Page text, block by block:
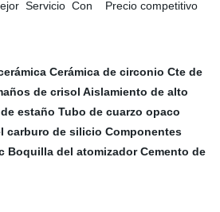
Servicio Con Precio competitivo
Cerámica de circonio Cte de
de crisol Aislamiento de alto
estaño Tubo de cuarzo opaco
carburo de silicio Componentes
Boquilla del atomizador Cemento de